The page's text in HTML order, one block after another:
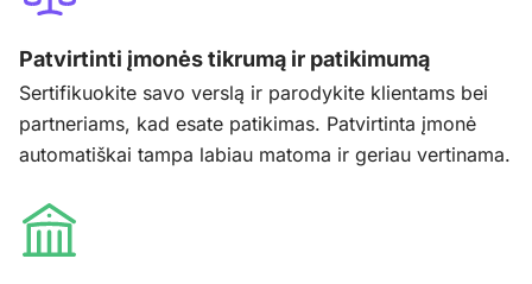
Patvirtinti įmonės tikrumą ir patikimumą
Sertifikuokite savo verslą ir parodykite klientams bei
partneriams, kad esate patikimas. Patvirtinta įmonė
automatiškai tampa labiau matoma ir geriau vertinama.